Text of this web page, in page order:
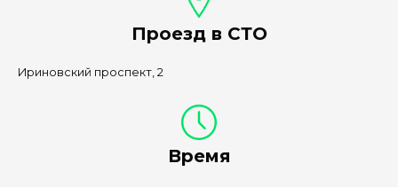
Проезд в СТО
Ириновский проспект, 2
Время